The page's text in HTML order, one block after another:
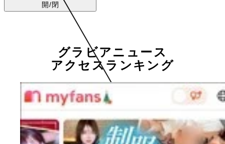
開/閉
グラビアニュース
アクセスランキング